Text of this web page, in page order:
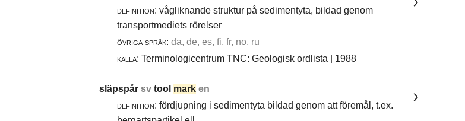
definition: vågliknande struktur på sedimentyta, bildad genom
transportmediets rörelser
övriga språk: da, de, es, fi, fr, no, ru
källa: Terminologicentrum TNC: Geologisk ordlista | 1988
släpspår sv tool mark en
definition: fördjupning i sedimentyta bildad genom att föremål, t.ex.